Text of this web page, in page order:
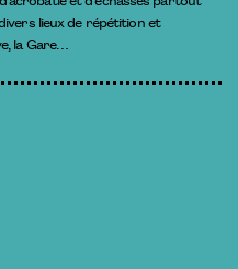
lieux de répétition et
la Gare…